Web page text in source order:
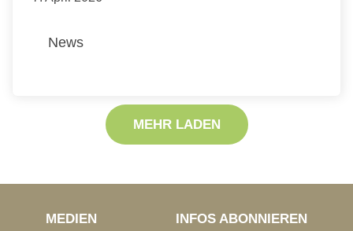
News
MEHR LADEN
MEDIEN
INFOS ABONNIEREN